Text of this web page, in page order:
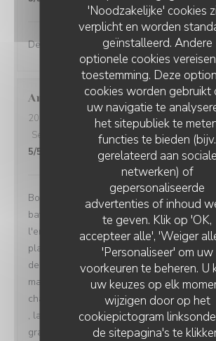
'Noodzakelijke' cookies
verplicht en worden
geïnstalleerd. Andere
optionele cookies
toestemming. Deze
cookies worden gebruikt
uw navigatie te
het sitepubliek te
functies te bieden (bijv.
gerelateerd aan sociale
netwerken) of
gepersonaliseerde
advertenties of inhoud
te geven. Klik op 'OK,
accepteer alle', 'Weiger
'Personaliseer' om uw
voorkeuren te beheren. U
uw keuzes op elk
wijzigen door op het
cookiepictogram
de sitepagina's te
Des saveurs francs et vifs, un restaurant
Annie
2026-08-04
- 13:00 - Gasten 3
Service
Atmosfeer: 4 /5 Keuken:5 /5
5/5
Bon accueil, menu dejeuner original, qui
battus. J'ai apprécié la créativité gustative
l'entrée de seiche et celle excellente
plat principal.. Un autre plaisir,et non des
des yeux qui annonce une variété de
magnifique vert près de la gelée dorée (
champignons ocre jaune à coté du rouge
, la présentation délicate de la pêche
granité à la rose.un délice pour les yeux